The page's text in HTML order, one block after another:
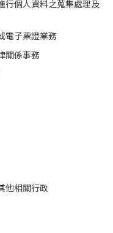
行個人資料之蒐集處理及
電子票證業務
關係事務
他相關行政